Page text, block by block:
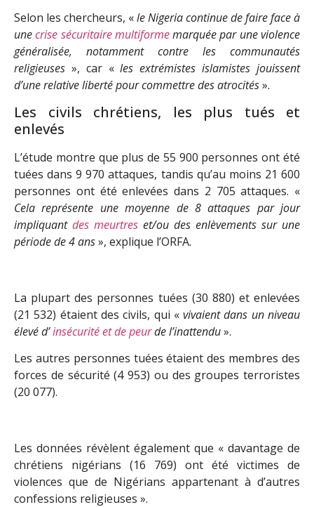
Selon les chercheurs, «le Nigeria continue de faire face à
unecrise sécuritaire multiformemarquée par une violence
généralisée, notamment contre les communautés
religieuses », car «les extrémistes islamistes jouissent
d’une relative liberté pour commettre des atrocités».
Les civils chrétiens, les plus tués et
enlevés
L’étude montre que plus de 55 900 personnes ont été
tuées dans 9 970 attaques, tandis qu’au moins 21 600
personnes ont été enlevées dans 2 705 attaques. «
Cela représente une moyenne de 8 attaques par jour
impliquant des meurtres et/ou des enlèvements sur une
période de 4 ans», explique l’ORFA.
La plupart des personnes tuées (30 880) et enlevées
(21 532) étaient des civils, qui «vivaient dans un niveau
élevé d’insécurité et de peurde l’inattendu».
Les autres personnes tuées étaient des membres des
forces de sécurité (4 953) ou des groupes terroristes
(20 077).
Les données révèlent également que « davantage de
chrétiens nigérians (16 769) ont été victimes de
violences que de Nigérians appartenant à d’autres
confessions religieuses ».